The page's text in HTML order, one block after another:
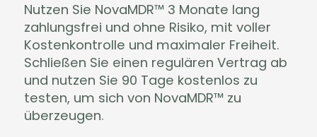
Nutzen Sie NovaMDR™ 3 Monate lang
zahlungsfrei und ohne Risiko, mit voller
Kostenkontrolle und maximaler Freiheit.
Schließen Sie einen regulären Vertrag ab
und nutzen Sie 90 Tage kostenlos zu
testen, um sich von NovaMDR™ zu
überzeugen.